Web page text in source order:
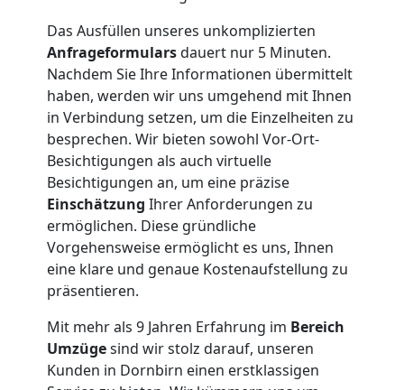
Das Ausfüllen unseres unkomplizierten
Anfrageformularsdauert nur 5 Minuten.
Nachdem Sie Ihre Informationen übermittelt
haben, werden wir uns umgehend mit Ihnen
in Verbindung setzen, um die Einzelheiten zu
besprechen. Wir bieten sowohl Vor-Ort-
Besichtigungen als auch virtuelle
Besichtigungen an, um eine präzise
Einschätzung Ihrer Anforderungen zu
ermöglichen. Diese gründliche
Vorgehensweise ermöglicht es uns, Ihnen
eine klare und genaue Kostenaufstellung zu
präsentieren.
Mit mehr als 9 Jahren Erfahrung im Bereich
Umzügesind wir stolz darauf, unseren
Kunden in Dornbirn einen erstklassigen
Nationaler
Umzug